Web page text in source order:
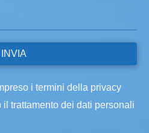
i termini della privacy
trattamento dei dati personali